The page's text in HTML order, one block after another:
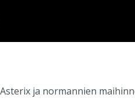
ja normannien